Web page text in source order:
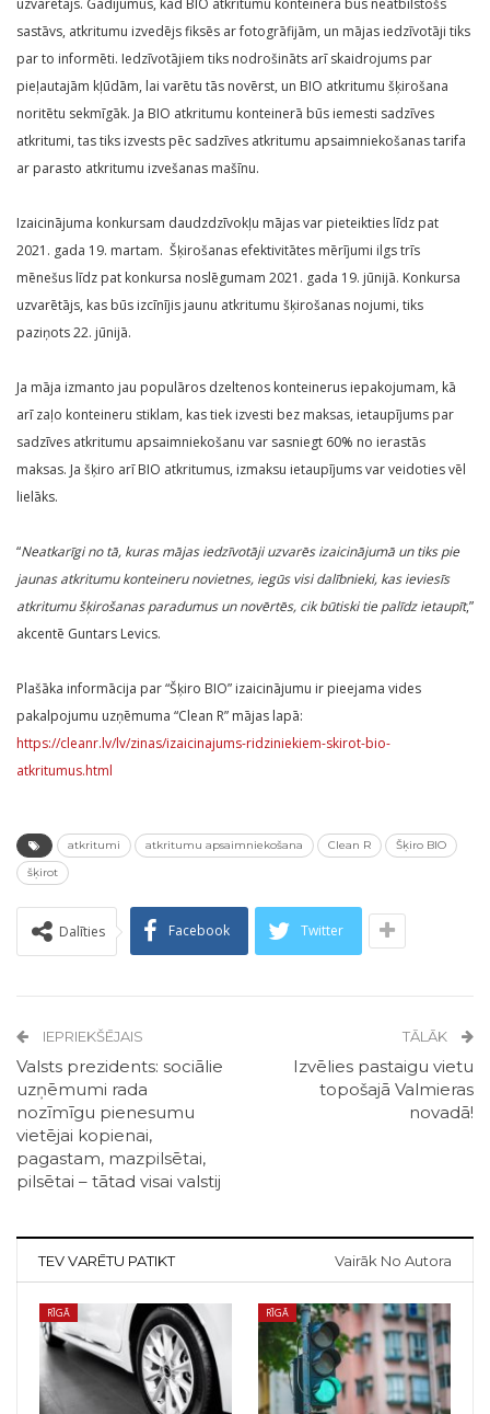
uzvarētājs. Gadījumus, kad BIO atkritumu konteinerā būs neatbilstošs
sastāvs, atkritumu izvedējs fiksēs ar fotogrāfijām, un mājas iedzīvotāji tiks
par to informēti. Iedzīvotājiem tiks nodrošināts arī skaidrojums par
pieļautajām kļūdām, lai varētu tās novērst, un BIO atkritumu šķirošana
noritētu sekmīgāk. Ja BIO atkritumu konteinerā būs iemesti sadzīves
atkritumi, tas tiks izvests pēc sadzīves atkritumu apsaimniekošanas tarifa
ar parasto atkritumu izvešanas mašīnu.
Izaicinājuma konkursam daudzdzīvokļu mājas var pieteikties līdz pat
2021. gada 19. martam. Šķirošanas efektivitātes mērījumi ilgs trīs
mēnešus līdz pat konkursa noslēgumam 2021. gada 19. jūnijā. Konkursa
uzvarētājs, kas būs izcīnījis jaunu atkritumu šķirošanas nojumi, tiks
paziņots 22. jūnijā.
Ja māja izmanto jau populāros dzeltenos konteinerus iepakojumam, kā
arī zaļo konteineru stiklam, kas tiek izvesti bez maksas, ietaupījums par
sadzīves atkritumu apsaimniekošanu var sasniegt 60% no ierastās
maksas. Ja šķiro arī BIO atkritumus, izmaksu ietaupījums var veidoties vēl
lielāks.
“Neatkarīgi no tā, kuras mājas iedzīvotāji uzvarēs izaicinājumā un tiks pie
jaunas atkritumu konteineru novietnes, iegūs visi dalībnieki, kas ieviesīs
atkritumu šķirošanas paradumus un novērtēs, cik būtiski tie palīdz ietaupīt,”
akcentē Guntars Levics.
Plašāka informācija par “Šķiro BIO” izaicinājumu ir pieejama vides
pakalpojumu uzņēmuma “Clean R” mājas lapā:
https://cleanr.lv/lv/zinas/izaicinajums-ridziniekiem-skirot-bio-
atkritumus.html
atkritumi atkritumu apsaimniekošana Clean R
Šķiro BIO
šķirot
Dalīties Facebook Twitter
IEPRIEKŠĒJAIS
Valsts prezidents: sociālie
uzņēmumi rada
nozīmīgu pienesumu
vietējai kopienai,
pagastam, mazpilsētai,
pilsētai – tātad visai valstij
TĀLĀK
Izvēlies pastaigu vietu
topošajā Valmieras
novadā!
TEV VARĒTU PATIKT Vairāk No Autora
RĪGĀ RĪGĀ